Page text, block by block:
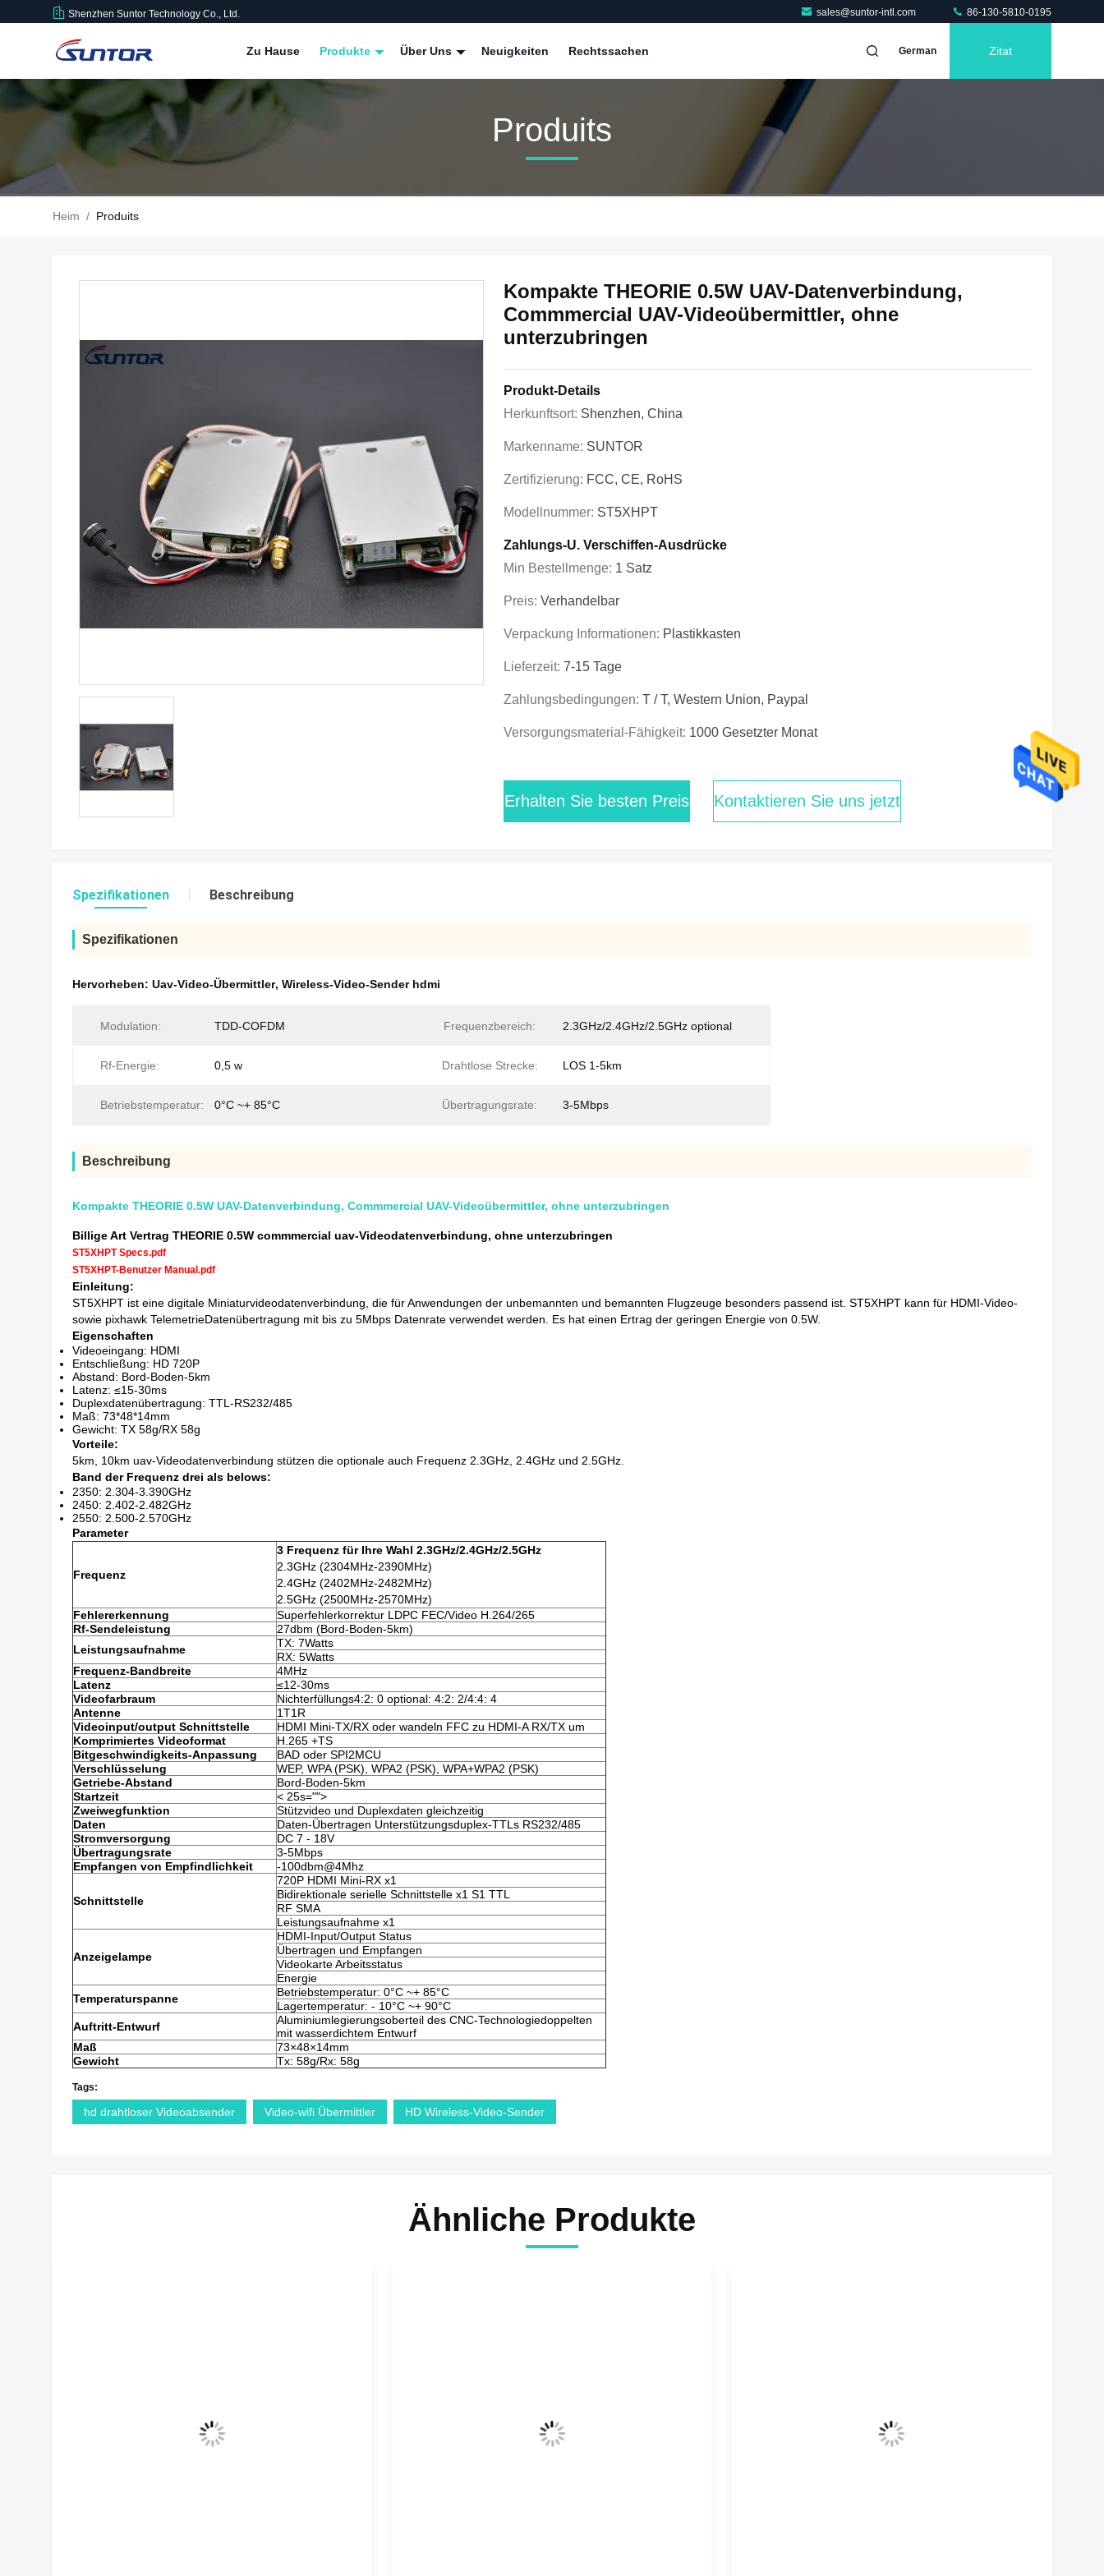
Shenzhen Suntor Technology Co., Ltd. sales@suntor-intl.com 86-130-5810-0195
Zu Hause Produkte Über Uns Neuigkeiten Rechtssachen German Zitat
Produits
Heim / Produits
Kompakte THEORIE 0.5W UAV-Datenverbindung,
Commmercial UAV-Videoübermittler, ohne
unterzubringen
Produkt-Details
Herkunftsort: Shenzhen, China
Markenname: SUNTOR
Zertifizierung: FCC, CE, RoHS
Modellnummer: ST5XHPT
Zahlungs-U. Verschiffen-Ausdrücke
Min Bestellmenge: 1 Satz
Preis: Verhandelbar
Verpackung Informationen: Plastikkasten
Lieferzeit: 7-15 Tage
Zahlungsbedingungen: T / T, Western Union, Paypal
Versorgungsmaterial-Fähigkeit: 1000 Gesetzter Monat
Erhalten Sie besten Preis Kontaktieren Sie uns jetzt
Spezifikationen Beschreibung
Spezifikationen
Hervorheben: Uav-Video-Übermittler, Wireless-Video-Sender hdmi
Modulation: TDD-COFDM Frequenzbereich: 2.3GHz/2.4GHz/2.5GHz optional
Rf-Energie: 0,5 w Drahtlose Strecke: LOS 1-5km
Betriebstemperatur: 0°C ~+ 85°C Übertragungsrate: 3-5Mbps
Beschreibung
Kompakte THEORIE 0.5W UAV-Datenverbindung, Commmercial UAV-Videoübermittler, ohne unterzubringen
Billige Art Vertrag THEORIE 0.5W commmercial uav-Videodatenverbindung, ohne unterzubringen
ST5XHPT Specs.pdf
ST5XHPT-Benutzer Manual.pdf
Einleitung:
ST5XHPT ist eine digitale Miniaturvideodatenverbindung, die für Anwendungen der unbemannten und bemannten Flugzeuge besonders passend ist. ST5XHPT kann für HDMI-Video-
sowie pixhawk TelemetrieDatenübertragung mit bis zu 5Mbps Datenrate verwendet werden. Es hat einen Ertrag der geringen Energie von 0.5W.
Eigenschaften
Videoeingang: HDMI
Entschließung: HD 720P
Abstand: Bord-Boden-5km
Latenz: ≤15-30ms
Duplexdatenübertragung: TTL-RS232/485
Maß: 73*48*14mm
Gewicht: TX 58g/RX 58g
Vorteile:
5km, 10km uav-Videodatenverbindung stützen die optionale auch Frequenz 2.3GHz, 2.4GHz und 2.5GHz.
Band der Frequenz drei als belows:
2350: 2.304-3.390GHz
2450: 2.402-2.482GHz
2550: 2.500-2.570GHz
Parameter
Frequenz
3 Frequenz für Ihre Wahl 2.3GHz/2.4GHz/2.5GHz
2.3GHz (2304MHz-2390MHz)
2.4GHz (2402MHz-2482MHz)
2.5GHz (2500MHz-2570MHz)
Fehlererkennung
Superfehlerkorrektur LDPC FEC/Video H.264/265
Rf-Sendeleistung
27dbm (Bord-Boden-5km)
Leistungsaufnahme
TX: 7Watts
RX: 5Watts
Frequenz-Bandbreite
4MHz
Latenz
≤12-30ms
Videofarbraum
Nichterfüllungs4:2: 0 optional: 4:2: 2/4:4: 4
Antenne
1T1R
Videoinput/output Schnittstelle
HDMI Mini-TX/RX oder wandeln FFC zu HDMI-A RX/TX um
Komprimiertes Videoformat
H.265 +TS
Bitgeschwindigkeits-Anpassung
BAD oder SPI2MCU
Verschlüsselung
WEP, WPA (PSK), WPA2 (PSK), WPA+WPA2 (PSK)
Getriebe-Abstand
Bord-Boden-5km
Startzeit
< 25s="">
Zweiwegfunktion
Stützvideo und Duplexdaten gleichzeitig
Daten
Daten-Übertragen Unterstützungsduplex-TTLs RS232/485
Stromversorgung
DC 7 - 18V
Übertragungsrate
3-5Mbps
Empfangen von Empfindlichkeit
-100dbm@4Mhz
Schnittstelle
720P HDMI Mini-RX x1
Bidirektionale serielle Schnittstelle x1 S1 TTL
RF SMA
Leistungsaufnahme x1
Anzeigelampe
HDMI-Input/Output Status
Übertragen und Empfangen
Videokarte Arbeitsstatus
Energie
Temperaturspanne
Betriebstemperatur: 0°C ~+ 85°C
Lagertemperatur: - 10°C ~+ 90°C
Auftritt-Entwurf
Aluminiumlegierungsoberteil des CNC-Technologiedoppelten
mit wasserdichtem Entwurf
Maß
73×48×14mm
Gewicht
Tx: 58g/Rx: 58g
Tags:
hd drahtloser Videoabsender Video-wifi Übermittler HD Wireless-Video-Sender
Ähnliche Produkte